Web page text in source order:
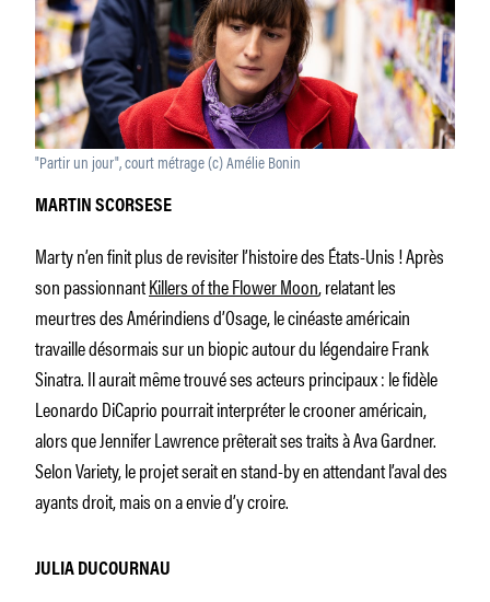
"Partir un jour", court métrage (c) Amélie Bonin
MARTIN SCORSESE
Marty n’en finit plus de revisiter l’histoire des États-Unis ! Après
son passionnantKillers of the Flower Moon, relatant les
meurtres des Amérindiens d’Osage, le cinéaste américain
travaille désormais sur un biopic autour du légendaire Frank
Sinatra. Il aurait même trouvé ses acteurs principaux : le fidèle
Leonardo DiCaprio pourrait interpréter le crooner américain,
alors que Jennifer Lawrence prêterait ses traits à Ava Gardner.
Selon Variety, le projet serait en stand-by en attendant l’aval des
ayants droit, mais on a envie d’y croire.
JULIA DUCOURNAU